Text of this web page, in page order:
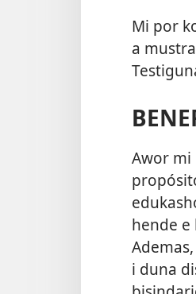
Mi por
a
Awor mi
hende
i duna